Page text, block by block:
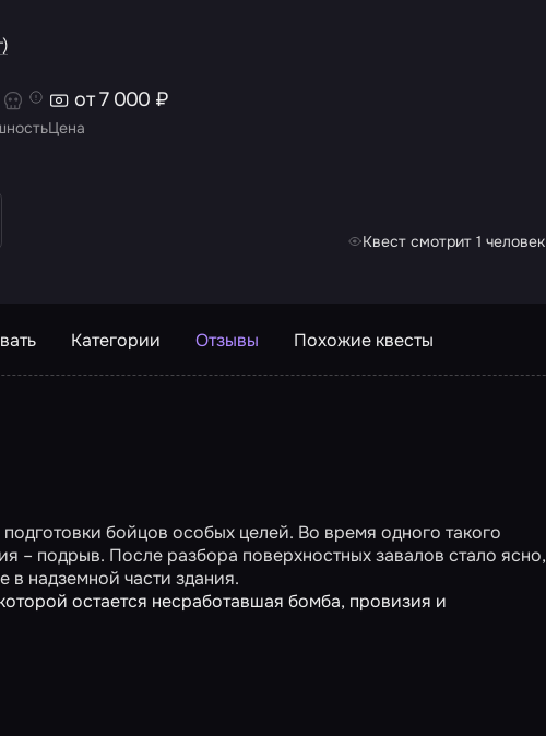
Цена
от 7 000 ₽
Квест смотрит 1 человек
Категории Отзывы Похожие квесты
бойцов особых целей. Во время одного такого
– подрыв. После разбора поверхностных завалов стало ясно,
в надземной части здания.
остается несработавшая бомба, провизия и